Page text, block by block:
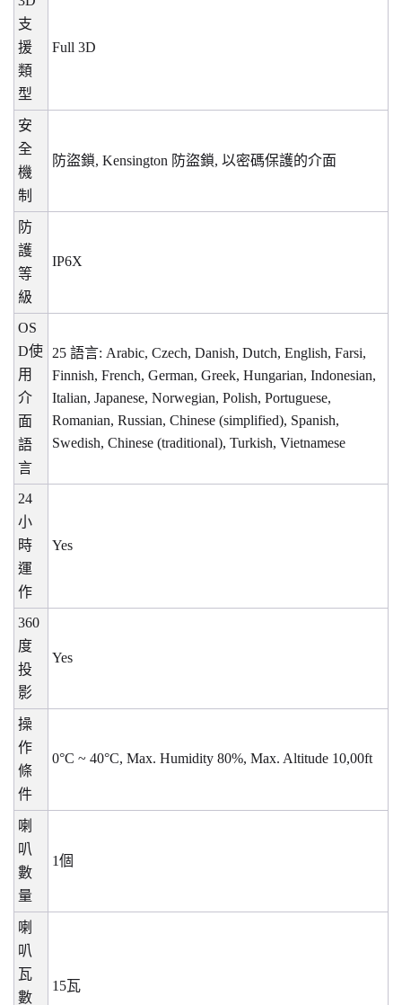
支
援
類
型
Full 3D
安
全
機
制
防盜鎖, Kensington 防盜鎖, 以密碼保護的介面
防
護
等
級
IP6X
OS
D使
用
介
面
語
言
25 語言: Arabic, Czech, Danish, Dutch, English, Farsi,
Finnish, French, German, Greek, Hungarian, Indonesian,
Italian, Japanese, Norwegian, Polish, Portuguese,
Romanian, Russian, Chinese (simplified), Spanish,
Swedish, Chinese (traditional), Turkish, Vietnamese
24
小
時
運
作
Yes
360
度
投
影
Yes
操
作
條
件
0°C ~ 40°C, Max. Humidity 80%, Max. Altitude 10,00ft
喇
叭
數
量
1個
喇
叭
瓦
數
15瓦